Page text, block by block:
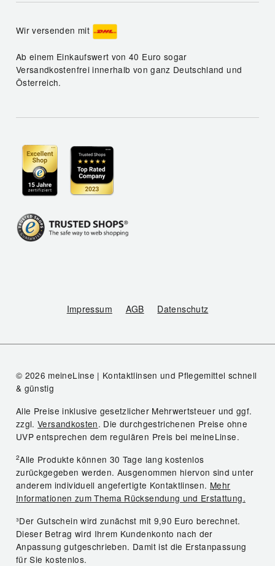
Wir versenden mit
Ab einem Einkaufswert von 40 Euro sogar
Versandkostenfrei innerhalb von ganz Deutschland und
Österreich.
Impressum AGB Datenschutz
© 2026 meineLinse | Kontaktlinsen und Pflegemittel schnell
& günstig
Alle Preise inklusive gesetzlicher Mehrwertsteuer und ggf.
zzgl.Versandkosten. Die durchgestrichenen Preise ohne
UVP entsprechen dem regulären Preis bei meineLinse.
2Alle Produkte können 30 Tage lang kostenlos
zurückgegeben werden. Ausgenommen hiervon sind unter
anderem individuell angefertigte Kontaktlinsen. Mehr
Informationen zum Thema Rücksendung und Erstattung.
³Der Gutschein wird zunächst mit 9,90 Euro berechnet.
Dieser Betrag wird Ihrem Kundenkonto nach der
Anpassung gutgeschrieben. Damit ist die Erstanpassung
für Sie kostenlos.